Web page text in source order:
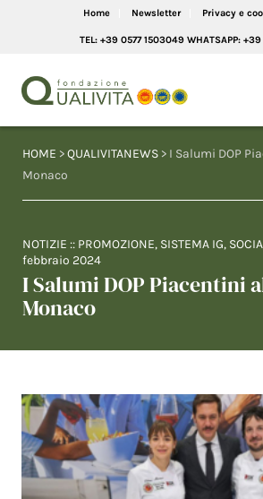
Home Newsletter Privacy e
TEL: +39 0577 1503049 WHATSAPP:
HOME >QUALIVITANEWS > I Salumi DOP
Monaco
NOTIZIE :: PROMOZIONE, SISTEMA IG,
febbraio 2024
I Salumi DOP Piacentini
Monaco